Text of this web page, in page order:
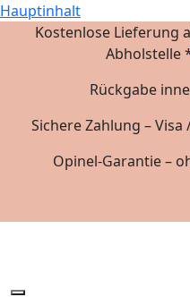
Hauptinhalt
Kostenlose Lieferung
Abholstelle
Rückgabe
Sichere Zahlung –
Opinel-Garantie –